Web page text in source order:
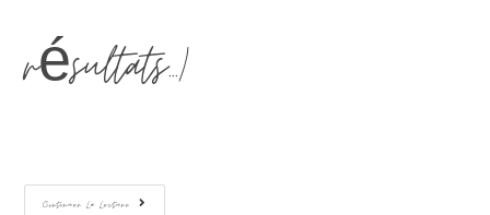
résultats...)…
Continuer La Lecture